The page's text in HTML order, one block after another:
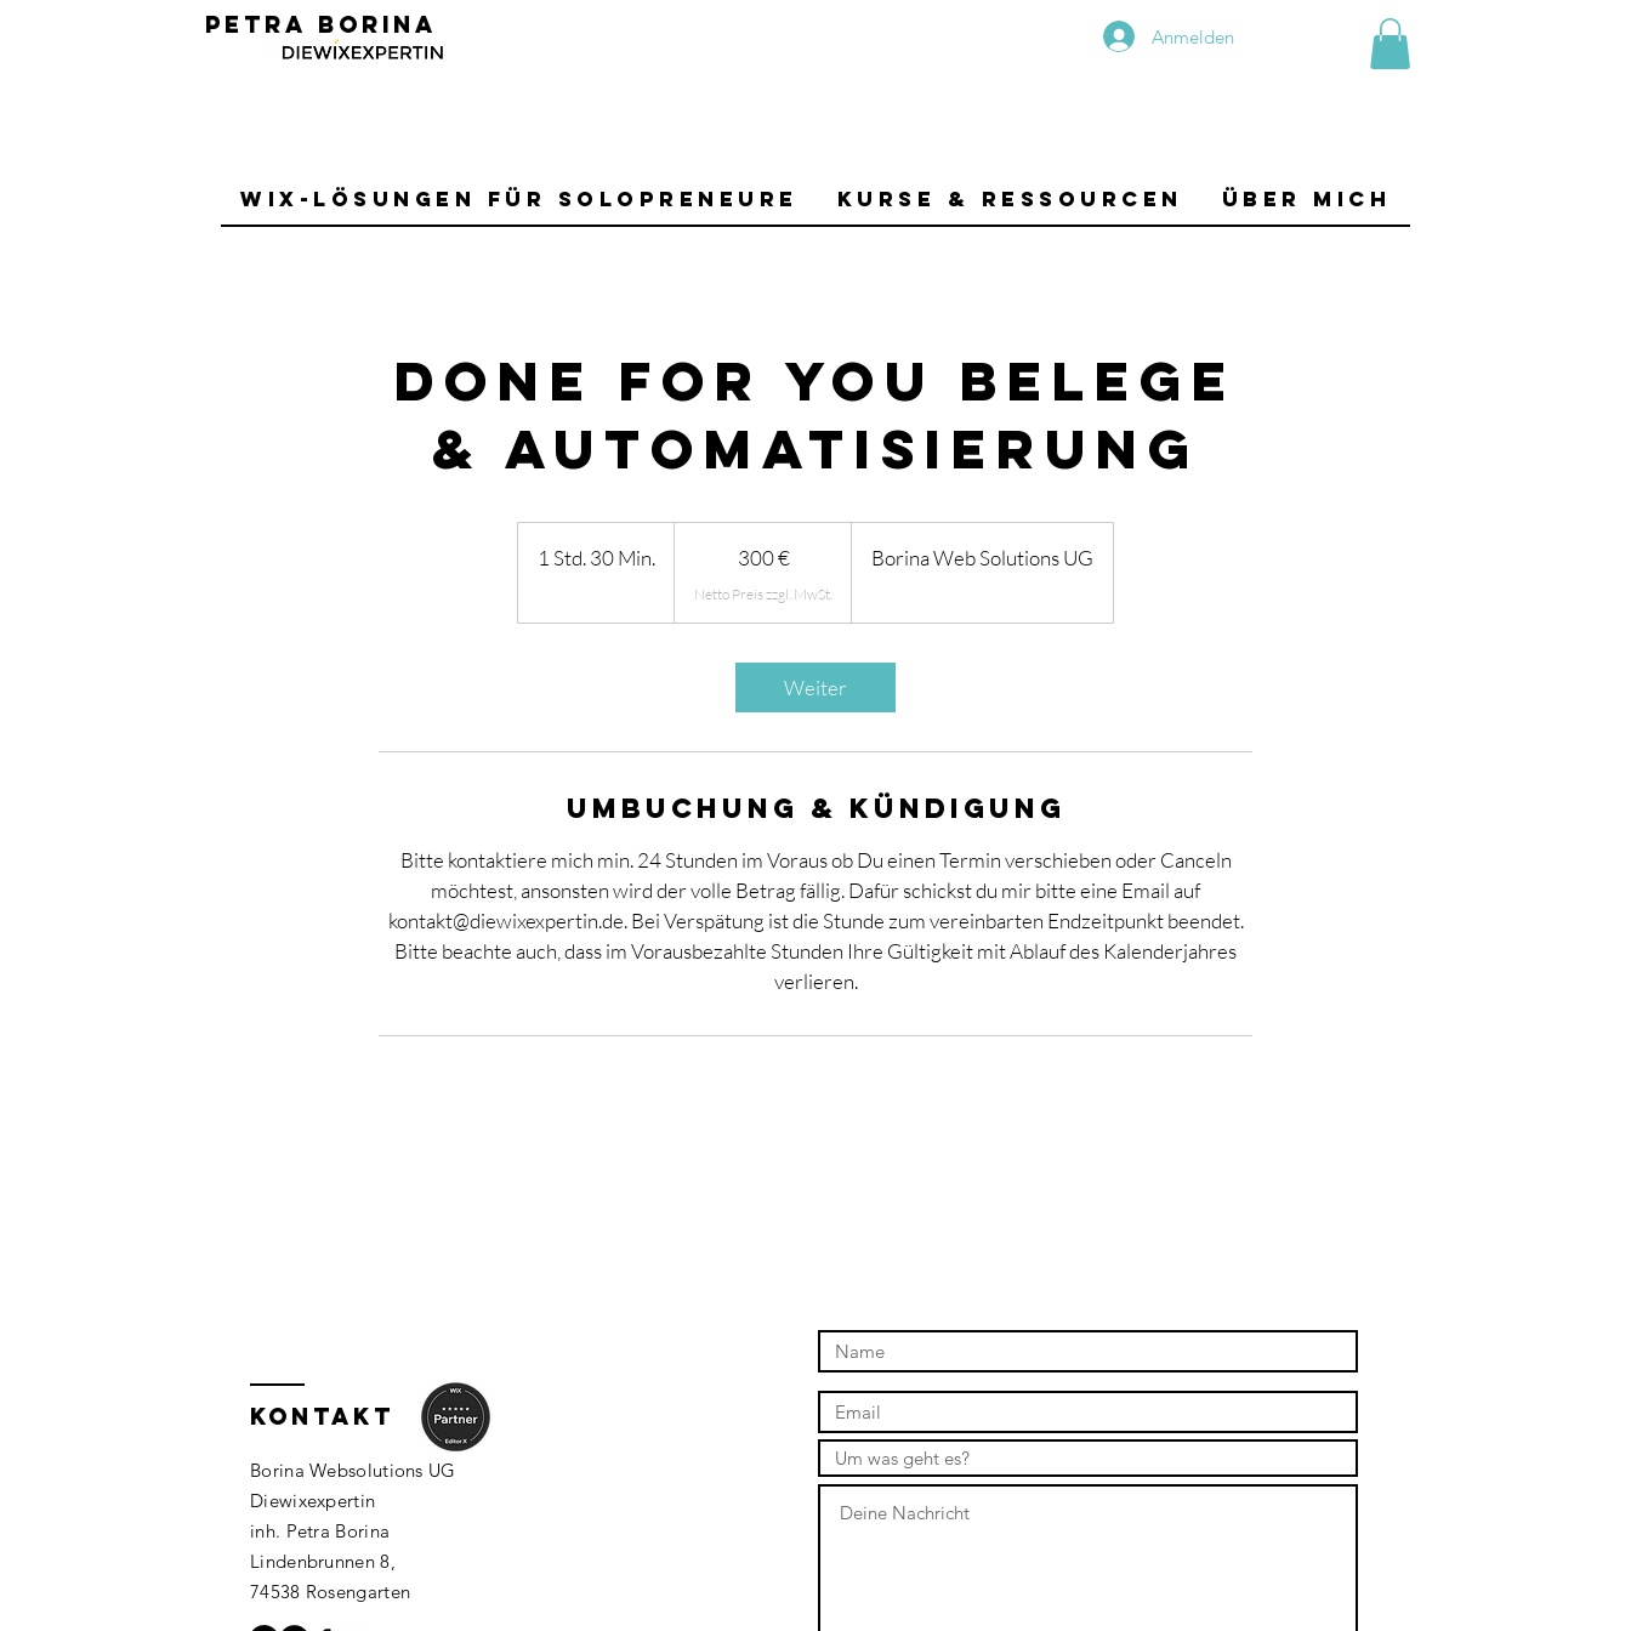
PETRA BORINA Anmelden
Wix-Lösungen für Solopreneure Kurse & Ressourcen Über mich
Done for You Belege
& Automatisierung
1 Std. 30 Min.
t
n
300 € Borina Web Solutions UG
Weiter
Umbuchung & Kündigung
Bitte kontaktiere mich min. 24 Stunden im Voraus ob Du einen Termin verschieben oder Canceln
möchtest, ansonsten wird der volle Betrag fällig. Dafür schickst du mir bitte eine Email auf
kontakt@diewixexpertin.de. Bei Verspätung ist die Stunde zum vereinbarten Endzeitpunkt beendet.
Bitte beachte auch, dass im Vorausbezahlte Stunden Ihre Gültigkeit mit Ablauf des Kalenderjahres
verlieren.
KONTAKT
Borina Websolutions UG
Diewixexpertin
inh. Petra Borina
Lindenbrunnen 8,
74538 Rosengarten